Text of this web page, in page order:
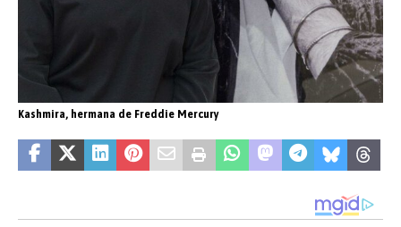
Kashmira, hermana de Freddie Mercury